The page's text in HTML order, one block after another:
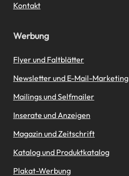
Kontakt
Werbung
Flyer und Faltblätter
Newsletter und E-Mail-Marketing
Mailings und Selfmailer
Inserate und Anzeigen
Magazin und Zeitschrift
Katalog und Produktkatalog
Plakat-Werbung